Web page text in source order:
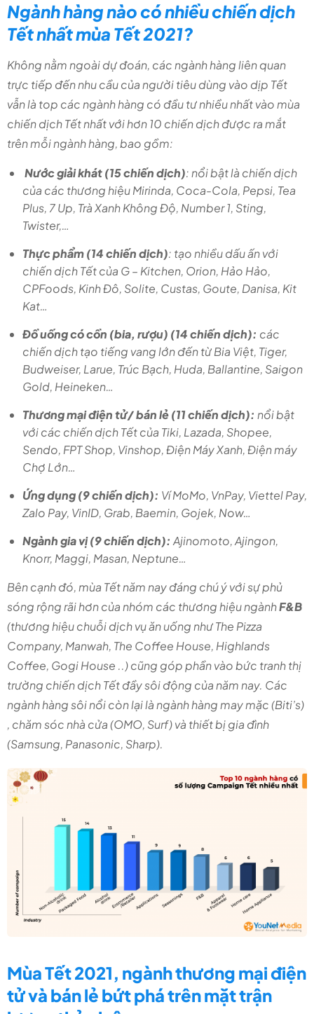
Ngành hàng nào có nhiều chiến dịch
Tết nhất mùa Tết 2021?
Không nằm ngoài dự đoán, các ngành hàng liên quan
trực tiếp đến nhu cầu của người tiêu dùng vào dịp Tết
vẫn là top các ngành hàng có đầu tư nhiều nhất vào mùa
chiến dịch Tết nhất với hơn 10 chiến dịch được ra mắt
trên mỗi ngành hàng, bao gồm:
Nước giải khát (15 chiến dịch): nổi bật là chiến dịch
của các thương hiệu Mirinda, Coca-Cola, Pepsi, Tea
Plus, 7 Up, Trà Xanh Không Độ, Number 1, Sting,
Twister,…
Thực phẩm (14 chiến dịch): tạo nhiều dấu ấn với
chiến dịch Tết của G – Kitchen, Orion, Hảo Hảo,
CPFoods, Kinh Đô, Solite, Custas, Goute, Danisa, Kit
Kat…
Đồ uống có cồn (bia, rượu) (14 chiến dịch): các
chiến dịch tạo tiếng vang lớn đến từ Bia Việt, Tiger,
Budweiser, Larue, Trúc Bạch, Huda, Ballantine, Saigon
Gold, Heineken…
Thương mại điện tử/ bán lẻ (11 chiến dịch): nổi bật
với các chiến dịch Tết của Tiki, Lazada, Shopee,
Sendo, FPT Shop, Vinshop, Điện Máy Xanh, Điện máy
Chợ Lớn…
Ứng dụng (9 chiến dịch): Ví MoMo, VnPay, Viettel Pay,
Zalo Pay, VinID, Grab, Baemin, Gojek, Now…
Ngành gia vị (9 chiến dịch):Ajinomoto,Ajingon,
Knorr, Maggi, Masan, Neptune…
Bên cạnh đó, mùa Tết năm nay đáng chú ý với sự phủ
sóng rộng rãi hơn của nhóm các thương hiệu ngànhF&B
(thương hiệu chuỗi dịch vụ ăn uống như The Pizza
Company, Manwah, The Coffee House, Highlands
Coffee, Gogi House ..) cũng góp phần vào bức tranh thị
trường chiến dịch Tết đầy sôi động của năm nay. Các
ngành hàng sôi nổi còn lại là ngành hàng may mặc (Biti’s)
, chăm sóc nhà cửa (OMO, Surf) và thiết bị gia đình
(Samsung, Panasonic, Sharp).
Mùa Tết 2021, ngành thương mại điện
tử và bán lẻ bứt phá trên mặt trận